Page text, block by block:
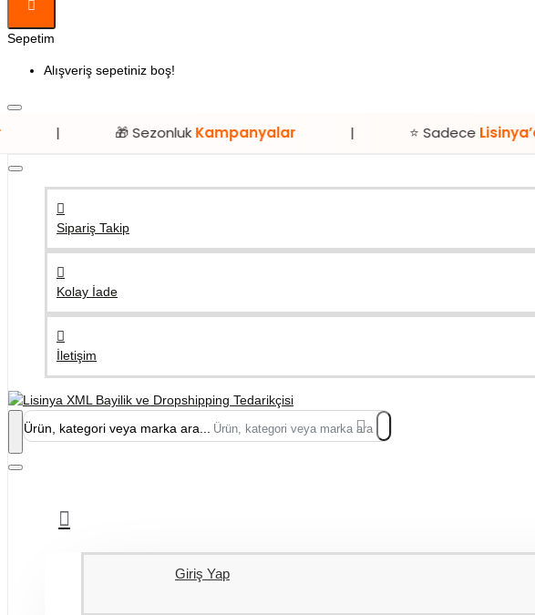
Sepetim
Alışveriş sepetiniz boş!
🎁 Sezonluk Kampanyalar | ⭐ Sadece Lisinya’da!
Sipariş Takip
Kolay İade
İletişim
Ürün, kategori veya marka ara...
Giriş Yap